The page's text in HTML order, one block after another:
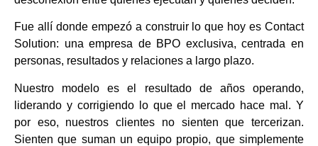
Fue allí donde empezó a construir lo que hoy es Contact
Solution: una empresa de BPO exclusiva, centrada en
personas, resultados y relaciones a largo plazo.
Nuestro modelo es el resultado de años operando,
liderando y corrigiendo lo que el mercado hace mal. Y
por eso, nuestros clientes no sienten que tercerizan.
Sienten que suman un equipo propio, que simplemente